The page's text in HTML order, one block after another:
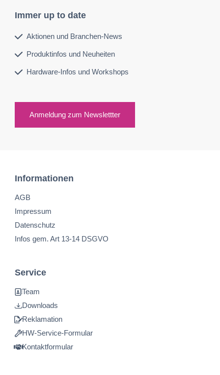
Immer up to date
Aktionen und Branchen-News
Produktinfos und Neuheiten
Hardware-Infos und Workshops
Anmeldung zum Newslettter
Informationen
AGB
Impressum
Datenschutz
Infos gem. Art 13-14 DSGVO
Service
Team
Downloads
Reklamation
HW-Service-Formular
Kontaktformular